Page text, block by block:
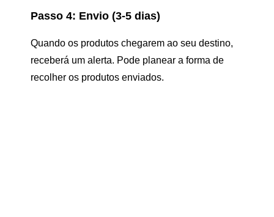
Passo 4: Envio (3-5 dias)
Quando os produtos chegarem ao seu destino,
receberá um alerta. Pode planear a forma de
recolher os produtos enviados.